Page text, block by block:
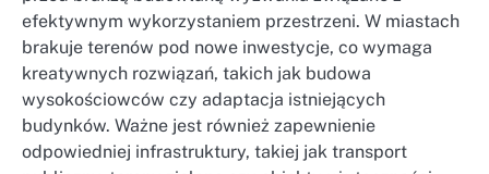
efektywnym wykorzystaniem przestrzeni. W miastach
brakuje terenów pod nowe inwestycje, co wymaga
kreatywnych rozwiązań, takich jak budowa
wysokościowców czy adaptacja istniejących
budynków. Ważne jest również zapewnienie
odpowiedniej infrastruktury, takiej jak transport